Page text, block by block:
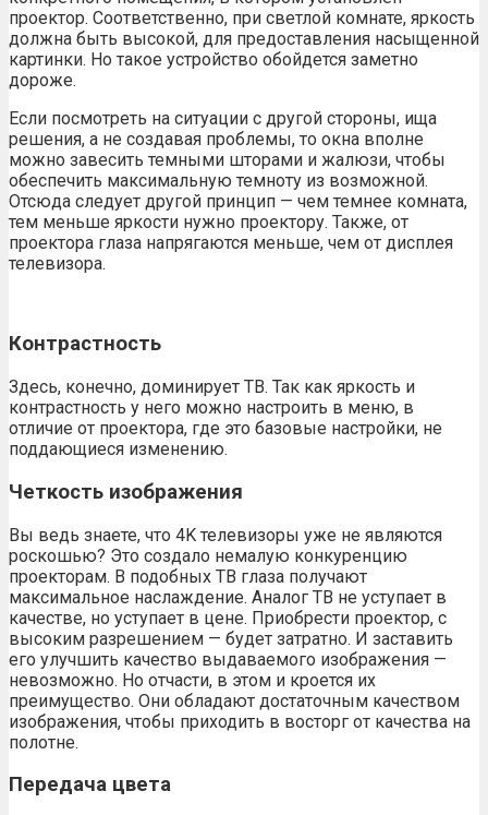
проектор. Соответственно, при светлой комнате, яркость
должна быть высокой, для предоставления насыщенной
картинки. Но такое устройство обойдется заметно
дороже.
Если посмотреть на ситуации с другой стороны, ища
решения, а не создавая проблемы, то окна вполне
можно завесить темными шторами и жалюзи, чтобы
обеспечить максимальную темноту из возможной.
Отсюда следует другой принцип — чем темнее комната,
тем меньше яркости нужно проектору. Также, от
проектора глаза напрягаются меньше, чем от дисплея
телевизора.
Контрастность
Здесь, конечно, доминирует ТВ. Так как яркость и
контрастность у него можно настроить в меню, в
отличие от проектора, где это базовые настройки, не
поддающиеся изменению.
Четкость изображения
Вы ведь знаете, что 4K телевизоры уже не являются
роскошью? Это создало немалую конкуренцию
проекторам. В подобных ТВ глаза получают
максимальное наслаждение. Аналог ТВ не уступает в
качестве, но уступает в цене. Приобрести проектор, с
высоким разрешением — будет затратно. И заставить
его улучшить качество выдаваемого изображения —
невозможно. Но отчасти, в этом и кроется их
преимущество. Они обладают достаточным качеством
изображения, чтобы приходить в восторг от качества на
полотне.
Передача цвета